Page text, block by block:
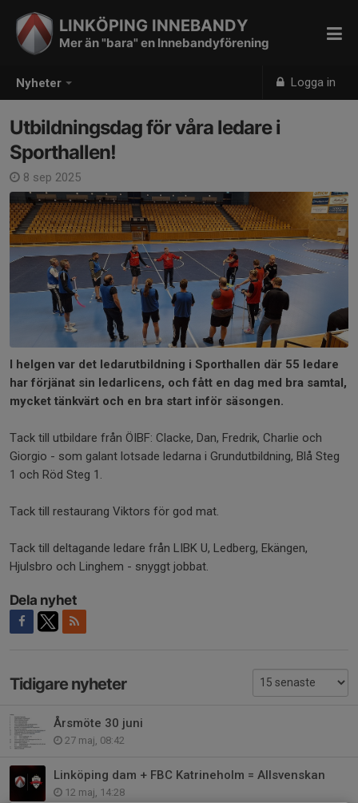
Nyheter Logga in
LINKÖPING INNEBANDY
Mer än "bara" en Innebandyförening
Utbildningsdag för våra ledare i
Sporthallen!
8 sep 2025
I helgen var det ledarutbildning i Sporthallen där 55 ledare
har förjänat sin ledarlicens, och fått en dag med bra samtal,
mycket tänkvärt och en bra start inför säsongen.
Tack till utbildare från ÖIBF: Clacke, Dan, Fredrik, Charlie och
Giorgio - som galant lotsade ledarna i Grundutbildning, Blå Steg
1 och Röd Steg 1.
Tack till restaurang Viktors för god mat.
Tack till deltagande ledare från LIBK U, Ledberg, Ekängen,
Hjulsbro och Linghem - snyggt jobbat.
Dela nyhet
Tidigare nyheter
Årsmöte 30 juni
27 maj, 08:42
Linköping dam + FBC Katrineholm = Allsvenskan
12 maj, 14:28